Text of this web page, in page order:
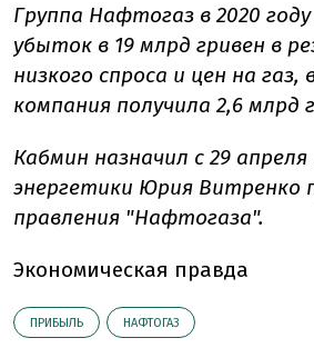
Группа Нафтогаз в 2020
убыток в 19 млрд гривен в
низкого спроса и цен на газ,
компания получила 2,6 млрд
Кабмин назначил с 29
энергетики Юрия Витренко
правления "Нафтогаза".
Экономическая правда
ПРИБЫЛЬ НАФТОГАЗ